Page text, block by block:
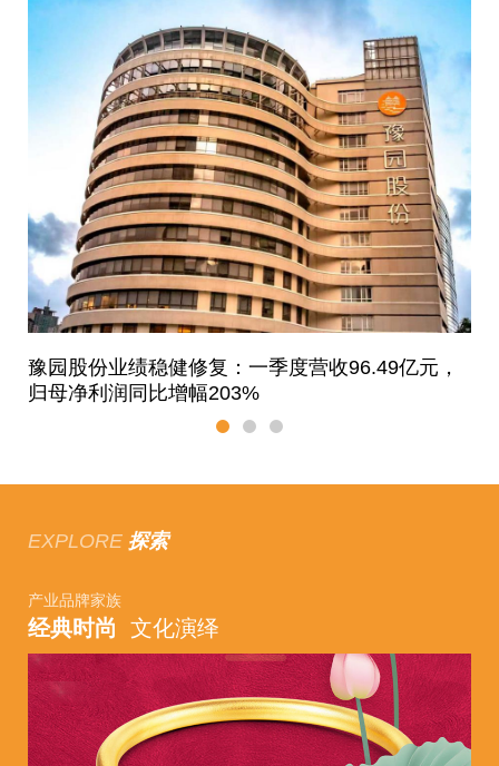
豫园股份业绩稳健修复：一季度营收96.49亿元，
归母净利润同比增幅203%
EXPLORE 探索
产业品牌家族
经典时尚 文化演绎